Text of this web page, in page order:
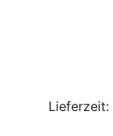
Lieferzeit: